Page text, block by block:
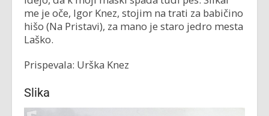
me je oče, Igor Knez, stojim na trati za babičino
hišo (Na Pristavi), za mano je staro jedro mesta
Laško.
Prispevala: Urška Knez
Slika